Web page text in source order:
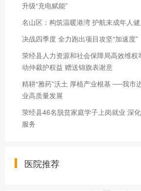
升级“充电赋能”
名山区：构筑温暖港湾 护航未成年人
决战四季度 全力跑出项目攻坚“加速度”
荥经县人力资源和社会保障局高效维
动仲裁护权益 赠送锦旗表谢意
精耕“雅药”沃土 厚植产业根基 ──我市
业高质量发展
荥经县46名脱贫家庭学子上岗就业 深
服务
医院推荐